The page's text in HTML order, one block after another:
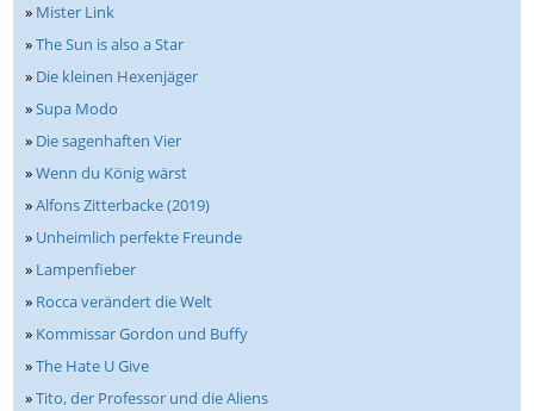
» Mister Link
»The Sun is also a Star
» Die kleinen Hexenjäger
»Supa Modo
» Die sagenhaften Vier
»Wenn du König wärst
»Alfons Zitterbacke (2019)
» Unheimlich perfekte Freunde
» Lampenfieber
» Rocca verändert die Welt
» Kommissar Gordon und Buffy
»The Hate U Give
»Tito, der Professor und die Aliens